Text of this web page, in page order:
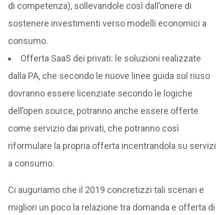
di competenza), sollevandole così dall’onere di
sostenere investimenti verso modelli economici a
consumo.
Offerta SaaS dei privati: le soluzioni realizzate
dalla PA, che secondo le nuove linee guida sul riuso
dovranno essere licenziate secondo le logiche
dell’open source, potranno anche essere offerte
come servizio dai privati, che potranno così
riformulare la propria offerta incentrandola su servizi
a consumo.
Ci auguriamo che il 2019 concretizzi tali scenari e
migliori un poco la relazione tra domanda e offerta di